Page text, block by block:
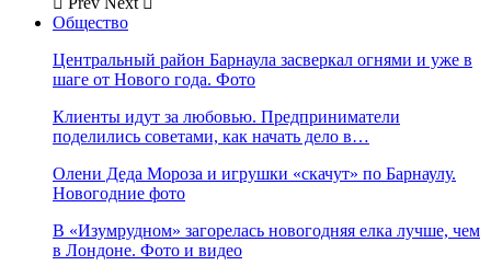
Общество
Центральный район Барнаула засверкал огнями и уже в
шаге от Нового года. Фото
Клиенты идут за любовью. Предприниматели
поделились советами, как начать дело в…
Олени Деда Мороза и игрушки «скачут» по Барнаулу.
Новогодние фото
В «Изумрудном» загорелась новогодняя елка лучше, чем
в Лондоне. Фото и видео